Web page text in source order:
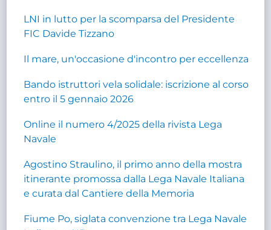
LNI in lutto per la scomparsa del Presidente
FIC Davide Tizzano
Il mare, un'occasione d'incontro per eccellenza
Bando istruttori vela solidale: iscrizione al corso
entro il 5 gennaio 2026
Online il numero 4/2025 della rivista Lega
Navale
Agostino Straulino, il primo anno della mostra
itinerante promossa dalla Lega Navale Italiana
e curata dal Cantiere della Memoria
Fiume Po, siglata convenzione tra Lega Navale